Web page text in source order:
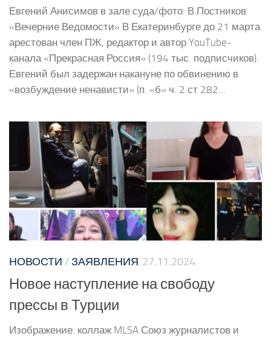
Евгений Анисимов в зале суда/фото: В.Постников
«Вечерние Ведомости» В Екатеринбурге до 21 марта
арестован член ПЖ, редактор и автор YouTube-
канала «Прекрасная Россия» (194 тыс. подписчиков).
Евгений был задержан накануне по обвинению в
«возбуждение ненависти» (п. «б» ч. 2 ст 282...
НОВОСТИ / ЗАЯВЛЕНИЯ 27.11.2024
Новое наступление на свободу
прессы в Турции
Изображение: коллаж MLSA Союз журналистов и